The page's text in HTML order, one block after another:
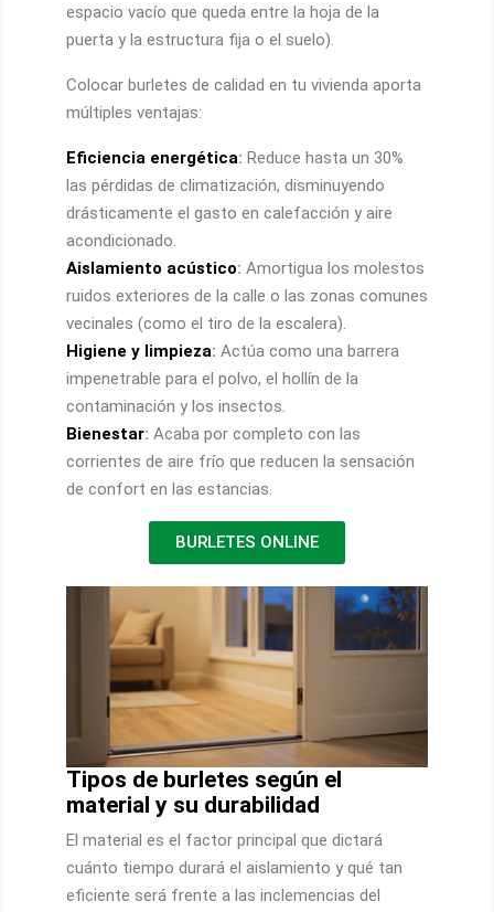
espacio vacío que queda entre la hoja de la
puerta y la estructura fija o el suelo).
Colocar burletes de calidad en tu vivienda aporta
múltiples ventajas:
Eficiencia energética: Reduce hasta un 30%
las pérdidas de climatización, disminuyendo
drásticamente el gasto en calefacción y aire
acondicionado.
Aislamiento acústico: Amortigua los molestos
ruidos exteriores de la calle o las zonas comunes
vecinales (como el tiro de la escalera).
Higiene y limpieza: Actúa como una barrera
impenetrable para el polvo, el hollín de la
contaminación y los insectos.
Bienestar: Acaba por completo con las
corrientes de aire frío que reducen la sensación
de confort en las estancias.
BURLETES ONLINE
Tipos de burletes según el
material y su durabilidad
El material es el factor principal que dictará
cuánto tiempo durará el aislamiento y qué tan
eficiente será frente a las inclemencias del